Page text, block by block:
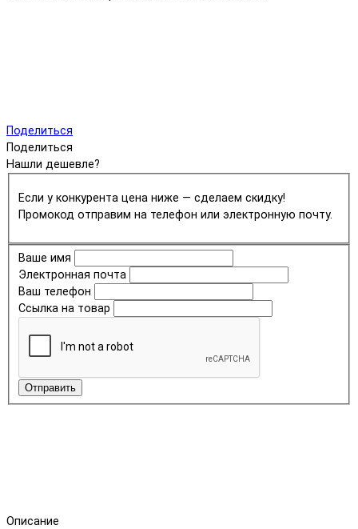
Поделиться
Поделиться
Нашли дешевле?
Если у конкурента цена ниже — сделаем скидку!
Промокод отправим на телефон или электронную почту.
Ваше имя
Электронная почта
Ваш телефон
Ссылка на товар
Отправить
Описание